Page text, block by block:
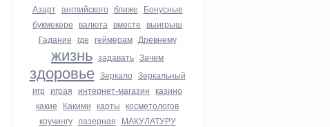
Азарт английского ближе Бонусные
букмекере валюта вместе выигрыш
Гадание где геймерам Древнему
жизнь задавать Зачем
здоровье Зеркало Зеркальный
игр играя интернет-магазин казино
какие Какими карты косметологов
коучингу лазерная МАКУЛАТУРУ